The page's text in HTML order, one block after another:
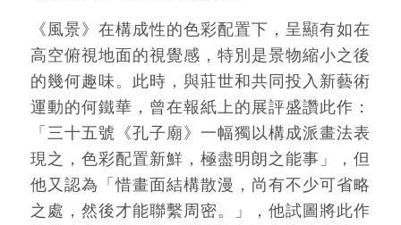
《風景》在構成性的色彩配置下，呈顯有如在
高空俯視地面的視覺感，特別是景物縮小之後
的幾何趣味。此時，與莊世和共同投入新藝術
運動的何鐵華，曾在報紙上的展評盛讚此作：
「三十五號《孔子廟》一幅獨以構成派畫法表
現之，色彩配置新鮮，極盡明朗之能事」，但
他又認為「惜畫面結構散漫，尚有不少可省略
之處，然後才能聯繫周密。」，他試圖將此作